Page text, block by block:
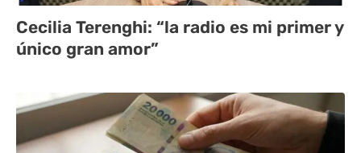
Cecilia Terenghi: “la radio es mi primer y
único gran amor”